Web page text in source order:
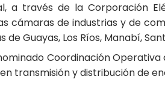
a través de la Corporación
cámaras de industrias y de
Guayas, Los Ríos, Manabí,
Coordinación Operativa
transmisión y distribución de